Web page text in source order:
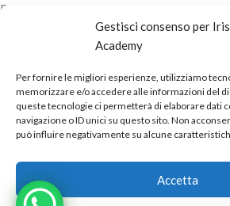
Gestisci consenso per
Academy
Per fornire le migliori esperienze, utilizziamo
memorizzare e/o accedere alle informazioni del
queste tecnologie ci permetterà di elaborare dati
navigazione o ID unici su questo sito. Non
può influire negativamente su alcune
Accetta
Beauty. Vendita di prodotti professionali e
corsi di formazione tecnica per elevare il tuo
stile e la tua professionalità.
CONTATTI
LINK UTILI
POLITICHE
Powered byReal.Pro.Webcopyright©